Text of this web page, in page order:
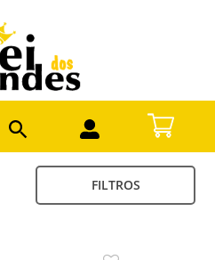
FILTROS